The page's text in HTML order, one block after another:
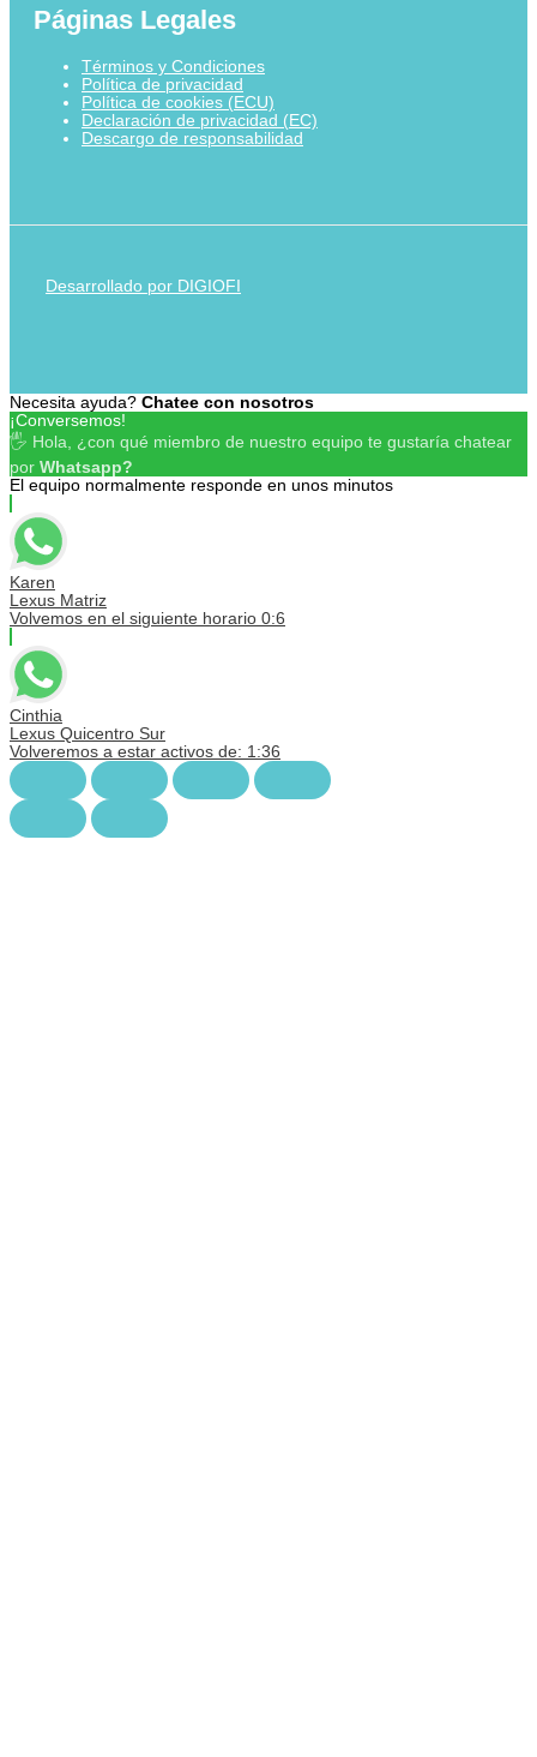
Páginas Legales
Términos y Condiciones
Política de privacidad
Política de cookies (ECU)
Declaración de privacidad (EC)
Descargo de responsabilidad
Desarrollado por DIGIOFI
Necesita ayuda? Chatee con nosotros
¡Conversemos!
🖐 Hola, ¿con qué miembro de nuestro equipo te gustaría chatear
por Whatsapp?
El equipo normalmente responde en unos minutos
Karen
Lexus Matriz
Volvemos en el siguiente horario 0:6
Cinthia
Lexus Quicentro Sur
Volveremos a estar activos de: 1:36